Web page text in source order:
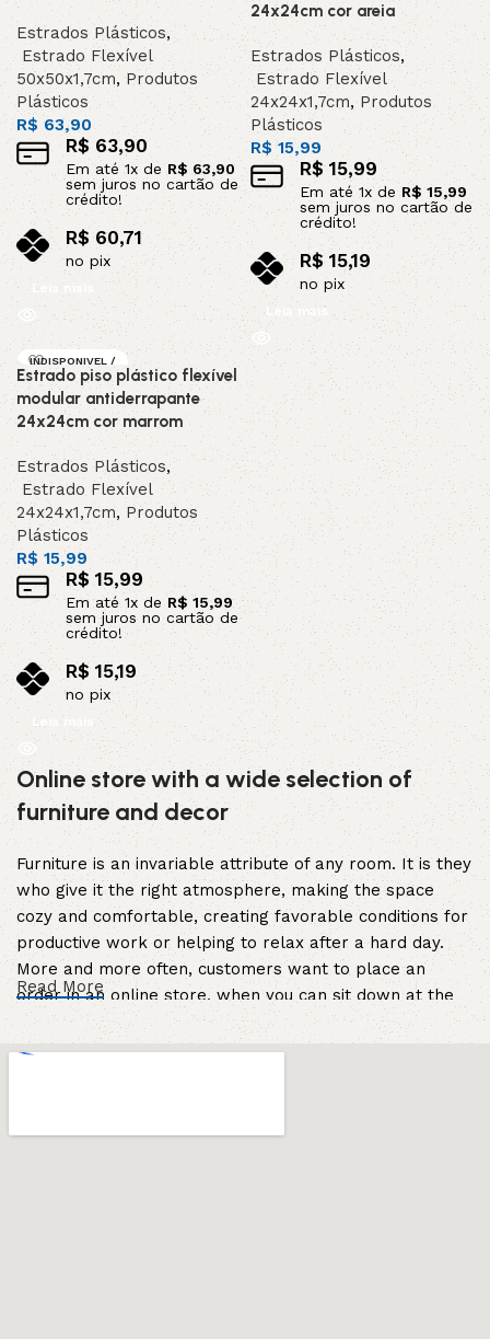
Estrados Plásticos,
Estrado Flexível
50x50x1,7cm,Produtos
Plásticos
R$ 63,90
R$63,90
Em até1x de R$ 63,90
sem juros no cartão de
crédito!
R$ 60,71
no pix
Leia mais
24x24cm cor areia
Estrados Plásticos,
Estrado Flexível
24x24x1,7cm,Produtos
Plásticos
R$ 15,99
R$15,99
Em até 1x deR$15,99
sem juros no cartão de
crédito!
R$15,19
no pix
Leia mais
INDISPONIVEL /
SOB ENCOMEND
Estrado piso plástico flexível
modular antiderrapante
24x24cm cor marrom
Estrados Plásticos,
Estrado Flexível
24x24x1,7cm, Produtos
Plásticos
R$ 15,99
R$15,99
Em até1x de R$ 15,99
sem juros no cartão de
crédito!
R$15,19
no pix
Leia mais
Online store with a wide selection of
furniture and decor
Furniture is an invariable attribute of any room. It is they
who give it the right atmosphere, making the space
cozy and comfortable, creating favorable conditions for
productive work or helping to relax after a hard day.
More and more often, customers want to place an
order in an online store, when you can sit down at the
computer in your free time, arrange the furniture in the
photo and calmly buy the furniture you like. The online
Read More